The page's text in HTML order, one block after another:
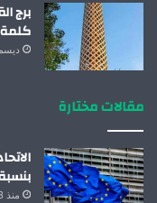
برج
كلمة
ديسمبر
مقالات مختارة
بنسبة
منذ 13 ساعة